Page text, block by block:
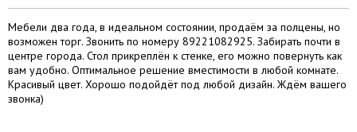
Мебели два года, в идеальном состоянии, продаём за полцены, но
возможен торг. Звонить по номеру 89221082925. Забирать почти в
центре города. Стол прикреплён к стенке, его можно повернуть как
вам удобно. Оптимальное решение вместимости в любой комнате.
Красивый цвет. Хорошо подойдёт под любой дизайн. Ждём вашего
звонка)